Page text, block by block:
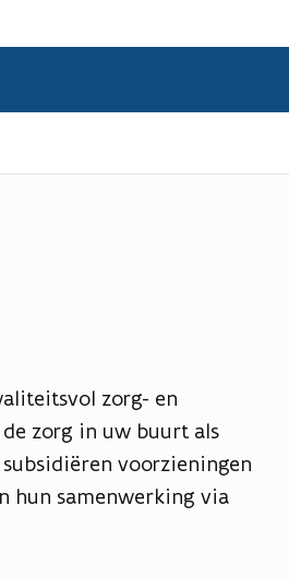
zorg- en
zorg in uw buurt als
voorzieningen
hun samenwerking via